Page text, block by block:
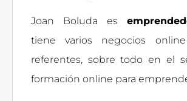
Joan Boluda es
tiene varios negocios
referentes, sobre todo en el
formación online para